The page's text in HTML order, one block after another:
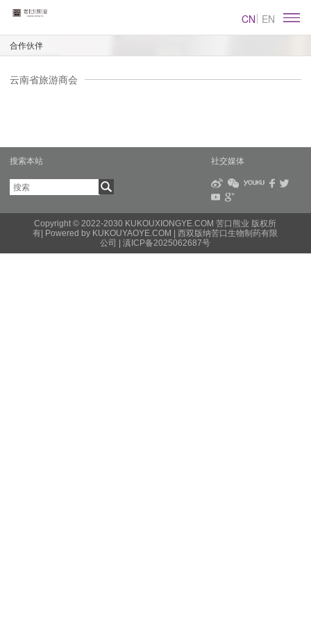
CN EN
合作伙伴
云南省旅游商会
搜索本站 社交媒体
Copyright © 2022-2030 KUKOUXIONGYE.COM 苦口熊业 版权所
有| Powered by KUKOUYAOYE.COM
| 西双版纳苦口生物制药有限
公司 |
滇ICP备2025062687号